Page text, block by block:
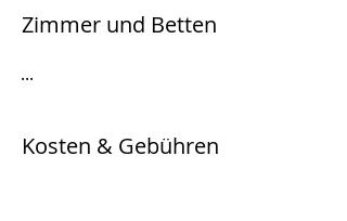
Zimmer und Betten
...
Kosten & Gebühren